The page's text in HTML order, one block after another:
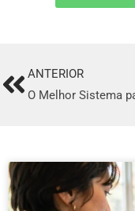
PrevANTERIOR